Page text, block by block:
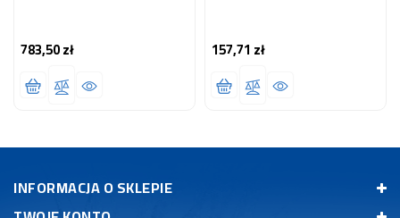
783,50 złCena 157,71 złCena
INFORMACJA O SKLEPIE